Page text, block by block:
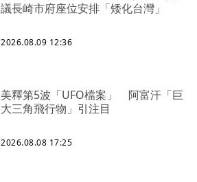
議長崎市府座位安排「矮化台灣」
2026.08.09 12:36
美釋第5波「UFO檔案」 阿富汗「巨
大三角飛行物」引注目
2026.08.08 17:25